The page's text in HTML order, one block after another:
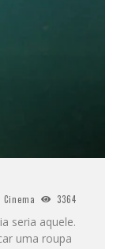
Cinema 3364
seria aquele.
uma roupa